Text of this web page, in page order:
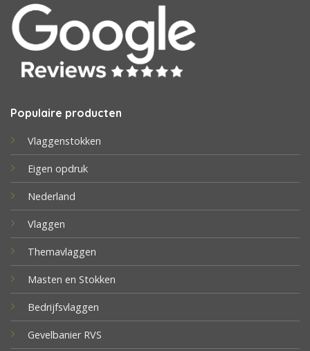
Populaire producten
Vlaggenstokken
Eigen opdruk
Nederland
Vlaggen
Themavlaggen
Masten en Stokken
Bedrijfsvlaggen
Gevelbanier RVS